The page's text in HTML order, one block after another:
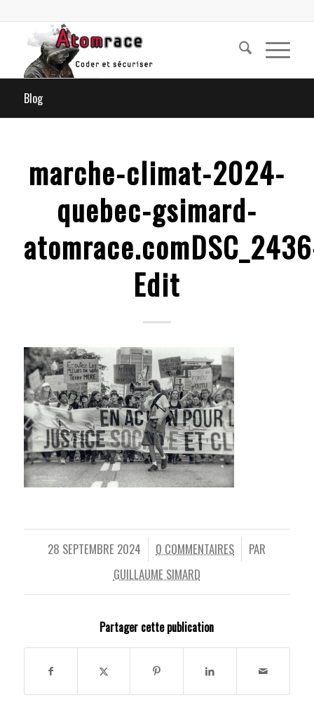
Blog
marche-climat-2024-
quebec-gsimard-
Edit
28 SEPTEMBRE 2024
/ 0 COMMENTAIRES
/
PAR
GUILLAUME SIMARD
Partager cette publication